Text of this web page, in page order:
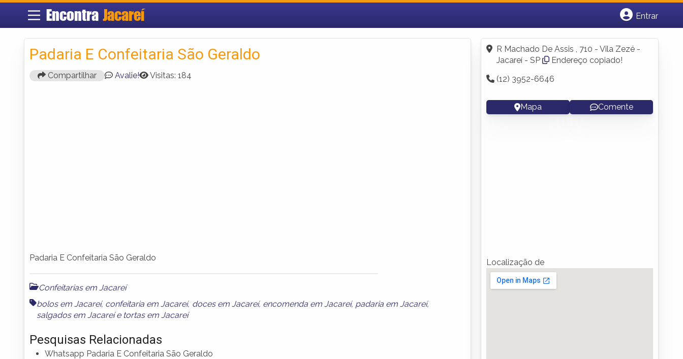
Encontra Jacareí
Entrar
Fazer login
Criar conta
Padaria E Confeitaria São Geraldo
Compartilhar Avalie! Visitas: 184
Padaria E Confeitaria São Geraldo
Confeitarias em Jacareí
bolos em Jacareí, confeitaria em Jacareí, doces em Jacareí, encomenda em Jacareí, padaria em Jacareí,
salgados em Jacareíe tortas em Jacareí
Pesquisas Relacionadas
Whatsapp Padaria E Confeitaria São Geraldo
R Machado De Assis , 710 - Vila Zezé -
Jacareí - SP
Endereço copiado!
(12) 3952-6646
Mapa Comente
Localização de